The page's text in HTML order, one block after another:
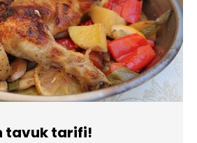
tavuk tarifi!